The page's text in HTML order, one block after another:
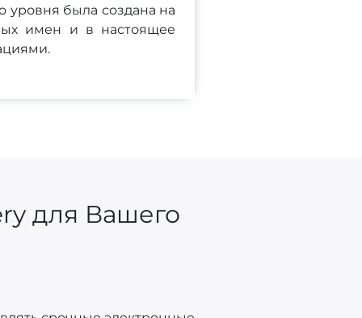
уровня была создана на
имен и в настоящее
для Вашего